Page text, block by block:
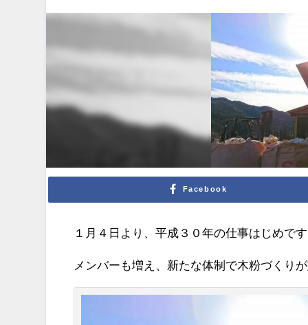
Facebook
１月４日より、平成３０年の仕事はじめで
メンバーも増え、新たな体制で木粉づくり